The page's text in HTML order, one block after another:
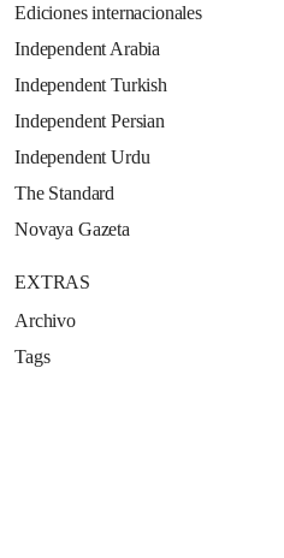
Ediciones internacionales
Independent Arabia
Independent Turkish
Independent Persian
Independent Urdu
The Standard
Novaya Gazeta
EXTRAS
Archivo
Tags